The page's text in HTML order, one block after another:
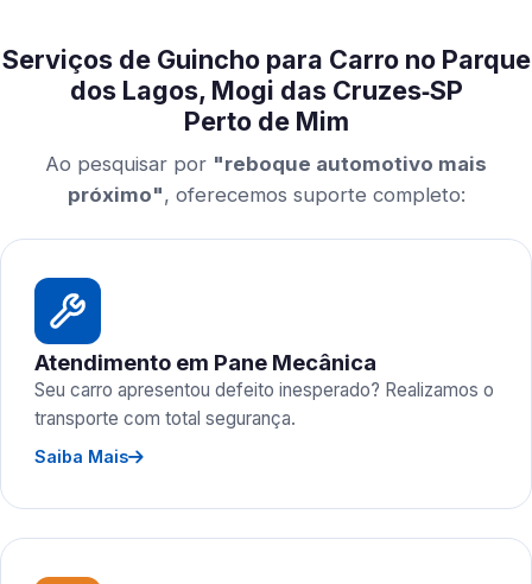
Serviços de Guincho para Carro no Parque
dos Lagos, Mogi das Cruzes‑SP
Perto de Mim
Ao pesquisar por "reboque automotivo mais
próximo", oferecemos suporte completo:
Atendimento em Pane Mecânica
Seu carro apresentou defeito inesperado? Realizamos o
transporte com total segurança.
Saiba Mais